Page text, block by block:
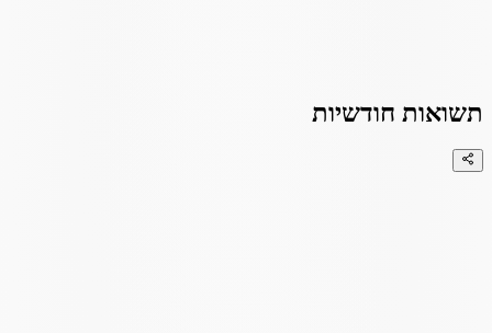
תשואות חודשיות